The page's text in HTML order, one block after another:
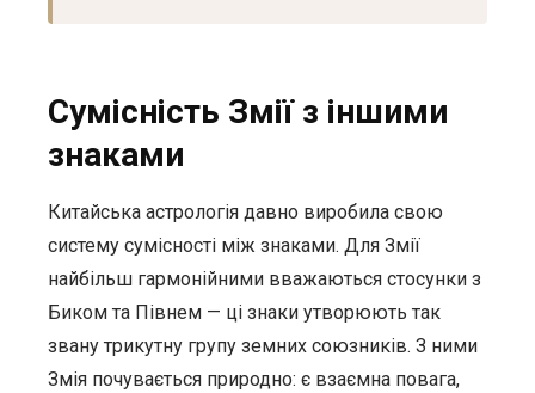
Сумісність Змії з іншими
знаками
Китайська астрологія давно виробила свою
систему сумісності між знаками. Для Змії
найбільш гармонійними вважаються стосунки з
Биком та Півнем — ці знаки утворюють так
звану трикутну групу земних союзників. З ними
Змія почувається природно: є взаємна повага,